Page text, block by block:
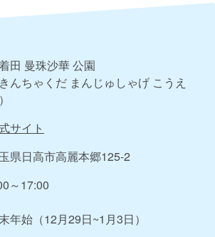
田 曼珠沙華 公園
きんちゃくだ まんじゅしゃげ こうえ
サイト
県日高市高麗本郷125-2
～17:00
年始（12月29日~1月3日）